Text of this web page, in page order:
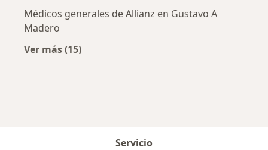
Médicos generales de Allianz en Gustavo A
Madero
Ver más (15)
Servicio